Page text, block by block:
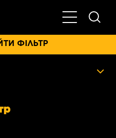
Увімкнути/
ФІЛЬТР